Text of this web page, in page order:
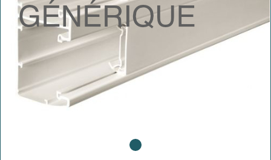
4
Ajouter les matériaux intéressants à "
liste"
Transmettre sa liste de manifestation
d'intérêt pour les matériaux
sélectionnés
pour l’utiliser comme un outil d’aide à la